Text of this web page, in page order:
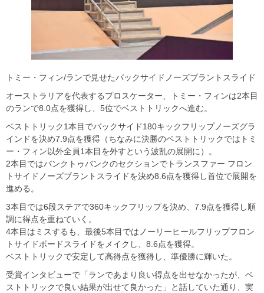
トミー・フィン/ランで見せたバックサイドノーズブラントスライド
オーストラリアを代表するプロスケーター、トミー・フィンは2本目
のランで8.0点を獲得し、5位でベストトリックへ進む。
ベストトリック1本目でバックサイド180キックフリップノーズグラ
インドを決め7.9点を獲得（ちなみに決勝のベストトリックではトミ
ー・フィン以外全員1本目を外すという波乱の展開に）。
2本目ではバンクトゥバンクのセクションでトランスファー フロン
トサイドノーズブラントスライドを決め8.6点を獲得し首位で展開を
進める。
3本目では6段ステアで360キックフリップを決め、7.9点を獲得し順
調に得点を重ねていく。
4本目はミスするも、最後5本目ではノーリーヒールフリップフロン
トサイドボードスライドをメイクし、8.6点を獲得。
ベストトリックで安定して高得点を獲得し、準優勝に輝いた。
受賞インタビューで「ランであまり良い得点を出せなかったが、ベ
ストトリックで良い結果が出せて良かった」と話していた通り、実